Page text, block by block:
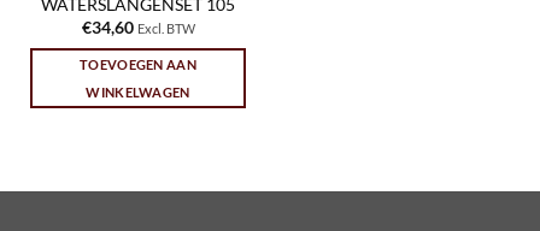
WATERSLANGENSET 105
€34,60 Excl. BTW
TOEVOEGEN AAN
WINKELWAGEN